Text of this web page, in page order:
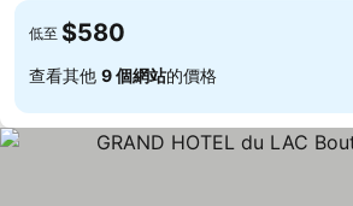
低至 $580
查看其他 9 個網站的價格